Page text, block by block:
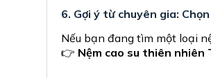
6. Gợi ý từ chuyên gia:
Nếu bạn đang tìm một loại
👉 Nệm cao su thiên nhiên